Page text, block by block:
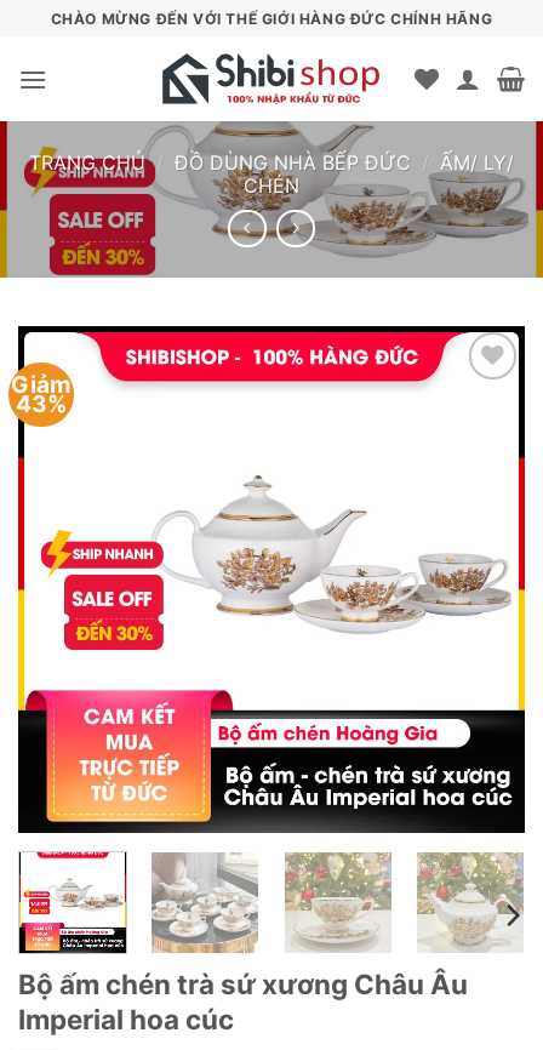
nội
CHÀO MỪNG ĐẾN VỚI THẾ GIỚI HÀNG ĐỨC CHÍNH HÃNG
TRANG CHỦ / ĐỒ DÙNG NHÀ BẾP ĐỨC / ẤM/ LY/
CHÉN
Giảm
43%
Bộ ấm chén trà sứ xương Châu Âu
Imperial hoa cúc